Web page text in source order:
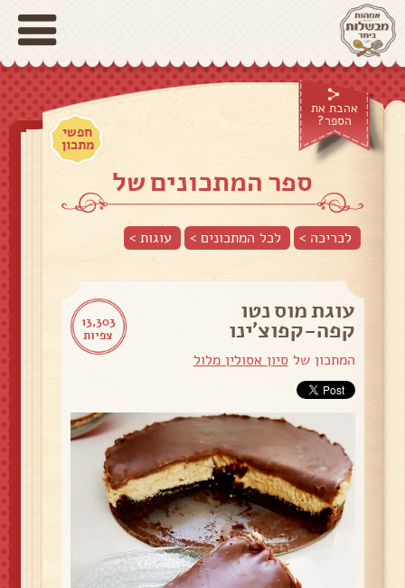
אהבת את
הספר?
חפשי
מתכון
ספר המתכונים של
לכריכה > לכל המתכונים > עוגות>
13,303
צפיות
עוגת מוס נטו
קפה-קפוצ'ינו
המתכון שלסיון אסולין מלול